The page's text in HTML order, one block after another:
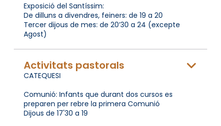
Exposició del Santíssim:
De dilluns a divendres, feiners: de 19 a 20
Tercer dijous de mes: de 20’30 a 24 (excepte
Agost)
Activitats pastorals
CATEQUESI
Comunió: Infants que durant dos cursos es
preparen per rebre la primera Comunió
Dijous de 17'30 a 19